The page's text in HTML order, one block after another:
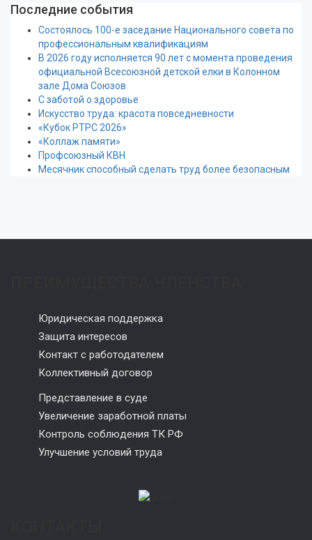
Последние события
Состоялось 100-е заседание Национального совета по
профессиональным квалификациям
В 2026 году исполняется 90 лет с момента проведения
официальной Всесоюзной детской елки в Колонном
зале Дома Союзов
С заботой о здоровье
Искусство труда: красота повседневности
«Кубок РТРС 2026»
«Коллаж памяти»
Профсоюзный КВН
Месячник способный сделать труд более безопасным
Юридическая поддержка
Защита интересов
Контакт с работодателем
Коллективный договор
Представление в суде
Увеличение заработной платы
Контроль соблюдения ТК РФ
Улучшение условий труда